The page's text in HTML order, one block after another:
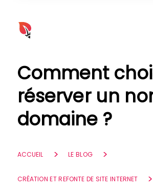
Comment
réserver un
domaine ?
ACCUEIL LE BLOG
CRÉATION ET REFONTE DE SITE INTERNET